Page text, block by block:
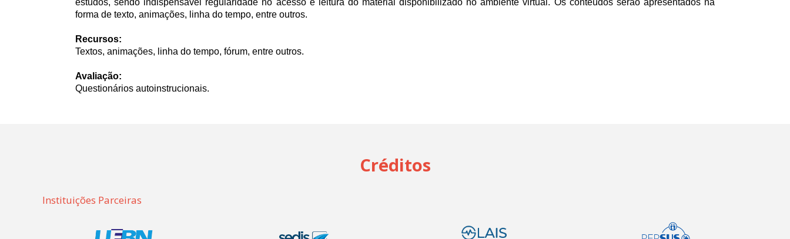
estudos, sendo indispensável regularidade no acesso e leitura do material disponibilizado no ambiente virtual. Os conteúdos serão apresentados na
forma de texto, animações, linha do tempo, entre outros.
Recursos:
Textos, animações, linha do tempo, fórum, entre outros.
Avaliação:
Questionários autoinstrucionais.
Créditos
Instituições Parceiras